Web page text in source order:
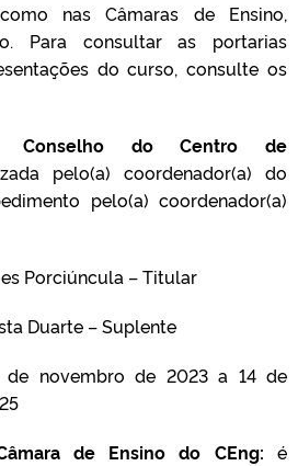
nas Câmaras de Ensino,
Para consultar as portarias
do curso, consulte os
Conselho do Centro de
pelo(a) coordenador(a) do
pelo(a) coordenador(a)
Porciúncula – Titular
Duarte – Suplente
de novembro de 2023 a 14 de
de Ensino do CEng: é